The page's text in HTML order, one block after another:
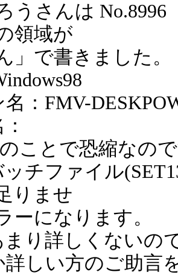
うさんは
領域が
」で書きました。
：FMV-
ことで恐縮なの
チファイル
りませ
ーになります。
まり詳しくないの
詳しい方のご助言